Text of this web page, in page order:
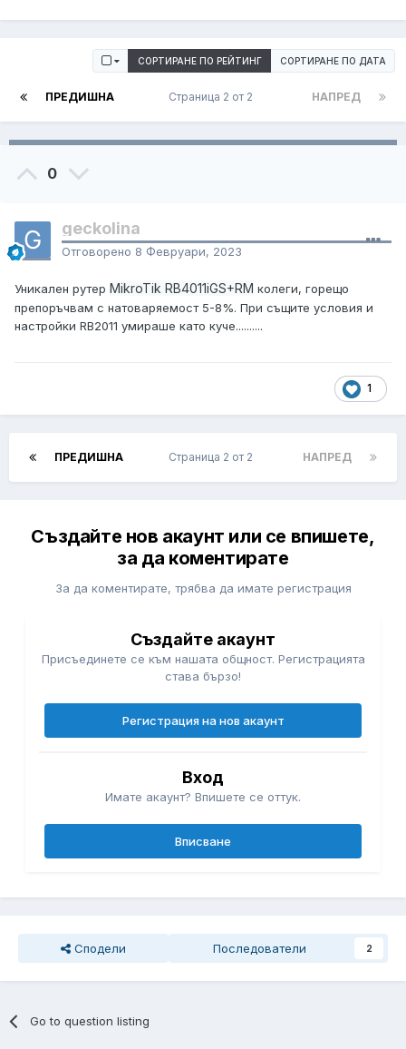
СОРТИРАНЕ ПО РЕЙТИНГ СОРТИРАНЕ ПО ДАТА
ПРЕДИШНА НАПРЕД
Страница 2 от 2
0
geckolina
Отговорено 8 Февруари, 2023
Уникален рутер MikroTik RB4011iGS+RM колеги, горещо
препоръчвам с натоваряемост 5-8%. При същите условия и
настройки RB2011 умираше като куче..........
1
ПРЕДИШНА НАПРЕД
Страница 2 от 2
Създайте нов акаунт или се впишете,
за да коментирате
За да коментирате, трябва да имате регистрация
Създайте акаунт
Присъединете се към нашата общност. Регистрацията
става бързо!
Регистрация на нов акаунт
Вход
Имате акаунт? Впишете се оттук.
Вписване
Сподели Последователи 2
Go to question listing